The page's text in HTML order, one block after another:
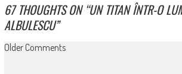
67 THOUGHTS ON “UN TITAN ÎNTR-O
ALBULESCU”
COMMENT
Older Comments